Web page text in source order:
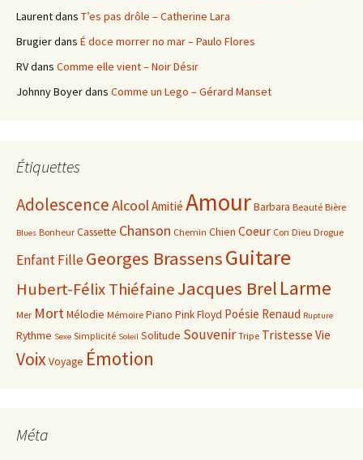
Laurentdans T’es pas drôle – Catherine Lara
Brugierdans É doce morrer no mar – Paulo Flores
RVdans Comme elle vient – Noir Désir
Johnny Boyerdans Comme un Lego – Gérard Manset
Étiquettes
AdolescenceAlcoolAmitié AmourBarbara Beauté Bière
Blues Bonheur Cassette Chanson Chemin Chien Coeur Con Dieu Drogue
EnfantFilleGeorges BrassensGuitare
Hubert-Félix ThiéfaineJacques Brel Larme
Mer MortMélodie Mémoire Piano Pink Floyd Poésie Renaud Rupture
Rythme Sexe Simplicité Soleil Solitude Souvenir Tripe Tristesse Vie
VoixVoyage Émotion
Méta